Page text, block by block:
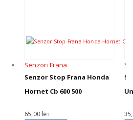
Senzori Frana
Senzor Stop Frana Honda
Hornet Cb 600 500
65,00lei